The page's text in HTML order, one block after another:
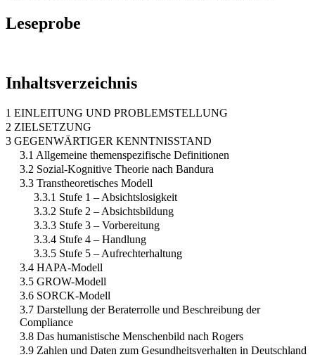
Leseprobe
Inhaltsverzeichnis
1 EINLEITUNG UND PROBLEMSTELLUNG
2 ZIELSETZUNG
3 GEGENWÄRTIGER KENNTNISSTAND
3.1 Allgemeine themenspezifische Definitionen
3.2 Sozial-Kognitive Theorie nach Bandura
3.3 Transtheoretisches Modell
3.3.1 Stufe 1 – Absichtslosigkeit
3.3.2 Stufe 2 – Absichtsbildung
3.3.3 Stufe 3 – Vorbereitung
3.3.4 Stufe 4 – Handlung
3.3.5 Stufe 5 – Aufrechterhaltung
3.4 HAPA-Modell
3.5 GROW-Modell
3.6 SORCK-Modell
3.7 Darstellung der Beraterrolle und Beschreibung der
Compliance
3.8 Das humanistische Menschenbild nach Rogers
3.9 Zahlen und Daten zum Gesundheitsverhalten in Deutschland